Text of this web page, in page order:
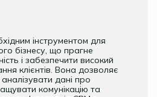
інструментом для
бізнесу, що прагне
і забезпечити високий
клієнтів. Вона дозволяє
дані про
комунікацію та